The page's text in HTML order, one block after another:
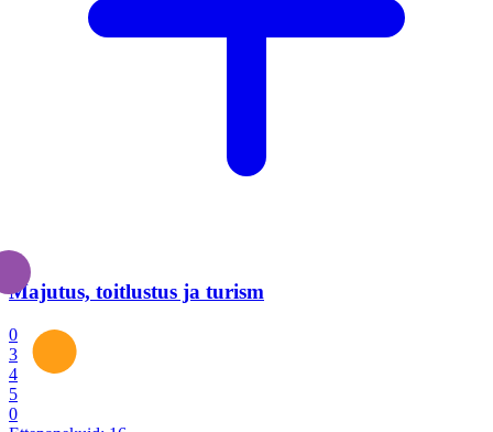
Majutus, toitlustus ja turism
0
3
4
5
0